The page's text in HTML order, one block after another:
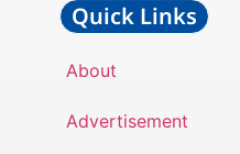
Quick Links
About
Advertisement